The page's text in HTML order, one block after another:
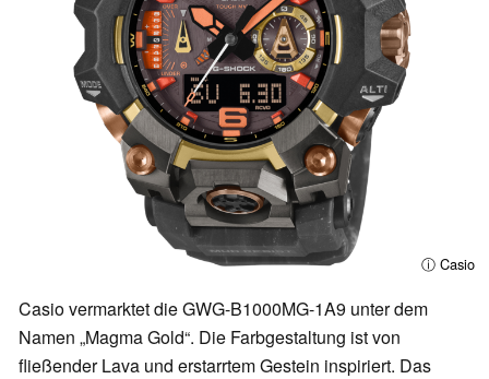
ⓘ Casio
Casio vermarktet die GWG-B1000MG-1A9 unter dem
Namen „Magma Gold“. Die Farbgestaltung ist von
fließender Lava und erstarrtem Gestein inspiriert. Das